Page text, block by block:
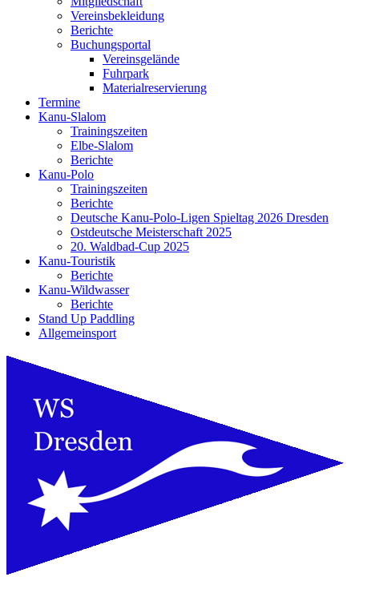
Vereinsbekleidung
Berichte
Buchungsportal
Vereinsgelände
Fuhrpark
Materialreservierung
Termine
Kanu-Slalom
Trainingszeiten
Elbe-Slalom
Berichte
Kanu-Polo
Trainingszeiten
Berichte
Deutsche Kanu-Polo-Ligen Spieltag 2026 Dresden
Ostdeutsche Meisterschaft 2025
20. Waldbad-Cup 2025
Kanu-Touristik
Berichte
Kanu-Wildwasser
Berichte
Stand Up Paddling
Allgemeinsport